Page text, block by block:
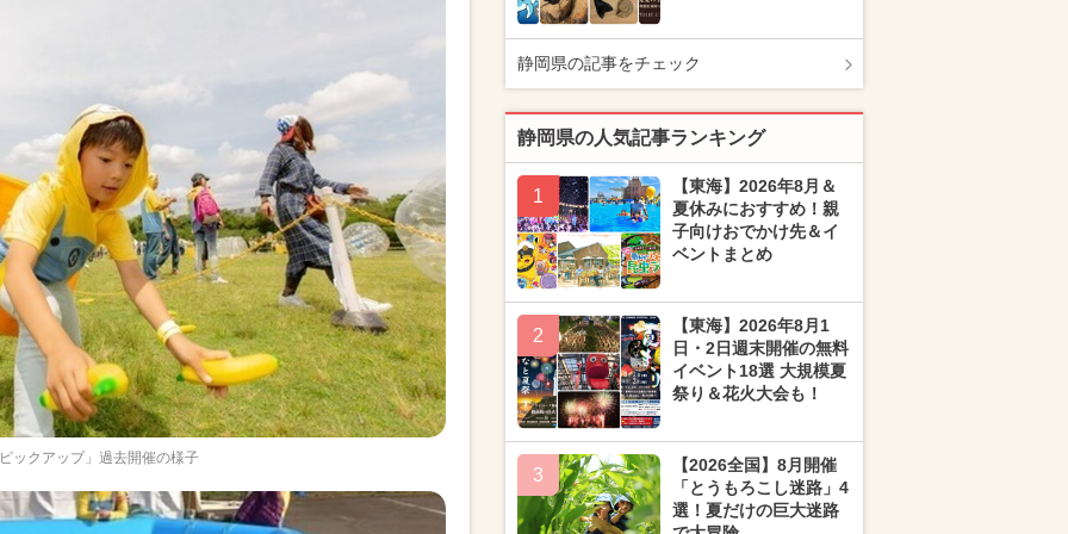
ックアップ」過去開催の様子
静岡県の記事をチェック
静岡県の人気記事ランキング
1
【東海】2026年8月＆
夏休みにおすすめ！親
子向けおでかけ先＆イ
ベントまとめ
2
【東海】2026年8月1
日・2日週末開催の無料
イベント18選 大規模夏
祭り＆花火大会も！
3
【2026全国】8月開催
「とうもろこし迷路」4
選！夏だけの巨大迷路